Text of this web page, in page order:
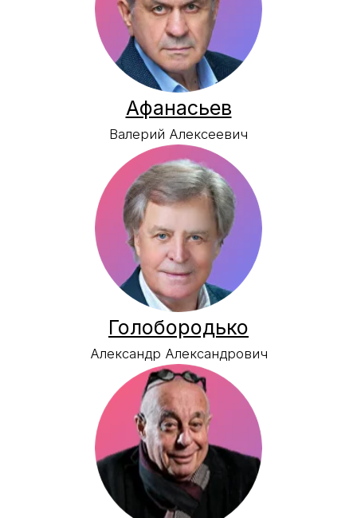
Соколов
Андрей Алексеевич
Пашутин
Александр Сергеевич
Стеблов
Евгений Юрьевич
Герасимов